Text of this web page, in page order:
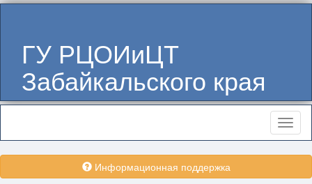
ГУ РЦОИиЦТ
Забайкальского края
Меню
Информационная поддержка